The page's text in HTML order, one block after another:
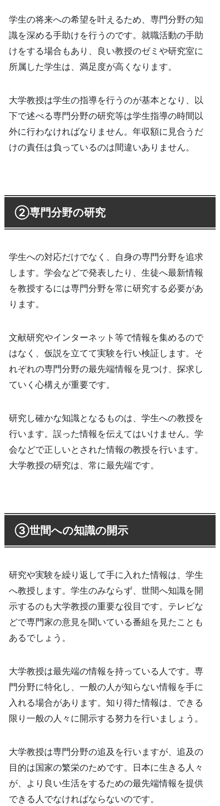
学生の将来への希望を叶えるため、専門分野の知
識を深める手助けを行うのです。就職活動の手助
けをする場合もあり、良い教授のゼミや研究室に
所属した学生は、満足度が高くなります。
大学教授は学生の指導を行うのが基本となり、以
下で述べる専門分野の研究等は学生指導の時間以
外に行わなければなりません。年収額に見合うだ
けの責任は負っているのは間違いありません。
②専門分野の研究
学生への対応だけでなく、自身の専門分野を追求
します。学会などで発表したり、生徒へ最新情報
を教授するには専門分野を常に研究する必要があ
ります。
文献研究やインターネット等で情報を集めるので
はなく、仮説を立てて実験を行い検証します。そ
れぞれの専門分野の最先端情報を見つけ、探求し
ていく心構えが重要です。
研究し確かな知識となるものは、学生への教授を
行います。誤った情報を伝えてはいけません。学
会などで正しいとされた情報の教授を行います。
大学教授の研究は、常に最先端です。
③世間への知識の開示
研究や実験を繰り返して手に入れた情報は、学生
へ教授します。学生のみならず、世間へ知識を開
示するのも大学教授の重要な役目です。テレビな
どで専門家の意見を聞いている番組を見たことも
あるでしょう。
大学教授は最先端の情報を持っている人です。専
門分野に特化し、一般の人が知らない情報を手に
入れる場合があります。知り得た情報は、できる
限り一般の人々に開示する努力を行いましょう。
大学教授は専門分野の追及を行いますが、追及の
目的は国家の繁栄のためです。日本に生きる人々
が、より良い生活をするための最先端情報を提供
できる人でなければならないのです。